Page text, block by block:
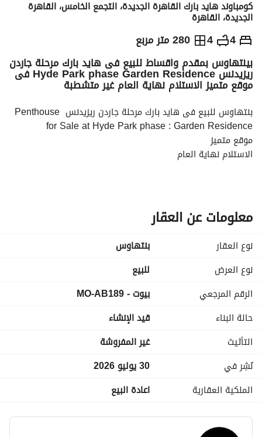
كومباوند هايد بارك القاهرة الجديدة، التجمع الخامس، القاهرة
الجديدة، القاهرة
4
4 280 متر مربع ج.م 16,250,000
الاماكن القريبة
بينتهاوس بمقدم واقساط للبيع فى هايد بارك مرحلة جاردن
ريزيدنس Hyde Park phase Garden Residence فى
موقع متميز الاستلام نهاية العام غير متشطبة
بنتهاوس للبيع فى هايد بارك مرحلة جاردن ريزيدنس Penthouse
for Sale at Hyde Park phase : Garden Residence
موقع متميز
الاستلام نهاية العام
غرفة مربية بحمام خاص
المساحة: ٢٨١ مترًا مربعًا + تراس بمساحة ٣٠ مترًا مربعًا
السعر الإجمالي: ١٦,٢٥٠,٠٠٠ جنيه مصري (شامل عضوية النادي)
المقدم: ١٣,٠٠٠,٠٠٠ جنيه مصري
المتبقي: ٣,٢٥٠,٠٠٠ جنيه مصري أقساط
MO-AB
معلومات عن العقار
نوع العقار
بنتهاوس
نوع العرض
للبيع
الرقم المرجعي
بيوت - MO-AB189
حالة البناء
قيد الإنشاء
التأثيث
غير المفروشة
نُشِر في
30 يوليو 2026
الملكية العقارية
اعادة البيع